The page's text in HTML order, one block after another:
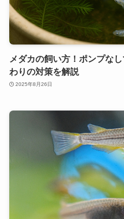
メダカの飼い方！ポンプな
わりの対策を解説
2025年8月26日